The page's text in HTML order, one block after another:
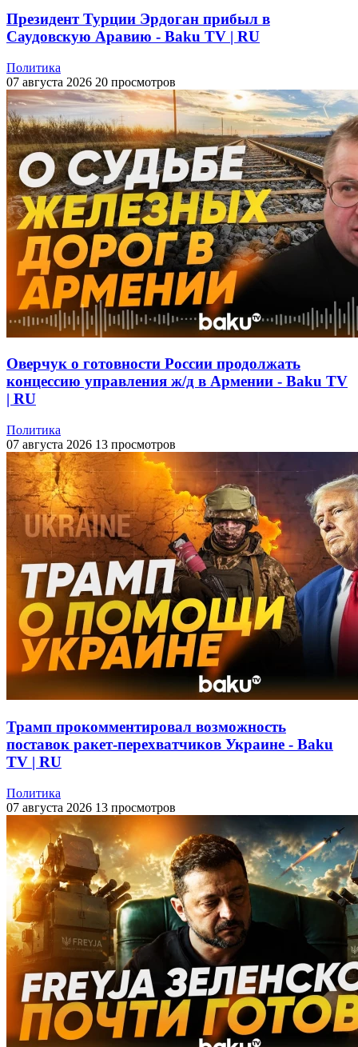
Президент Турции Эрдоган прибыл в
Саудовскую Аравию - Baku TV | RU
Политика
07 августа 2026 20 просмотров
Оверчук о готовности России продолжать
концессию управления ж/д в Армении - Baku TV
| RU
Политика
07 августа 2026 13 просмотров
Трамп прокомментировал возможность
поставок ракет-перехватчиков Украине - Baku
TV | RU
Политика
07 августа 2026 13 просмотров